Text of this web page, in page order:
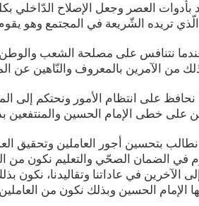
بأدوات العصر وجعل الإصلاح الدّاخلي
تريده الشّريعة في المجتمع وهو يقوم
نتنافس على مصلحة الشعب والوطن
من الآمرين بالمعروف والنّاهين عن
نحافظ على انتظام الأمور ونحتكم إلى
على خطى الإمام الحسين والمنتفعين
بتحسين أجور العاملين وتحقيق
في الضمان الصحّي والتعليم نكون من
الآخرين في عاداتنا وتقاليدنا، نكون
الإمام الحسين وبذلك نكون من